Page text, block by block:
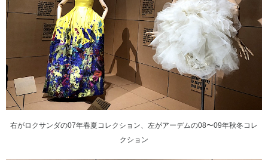
右がロクサンダの07年春夏コレクション、左がアーデムの08〜09年秋冬コレ
クション